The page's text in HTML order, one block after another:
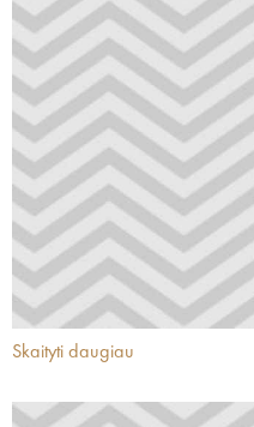
Skaityti daugiau